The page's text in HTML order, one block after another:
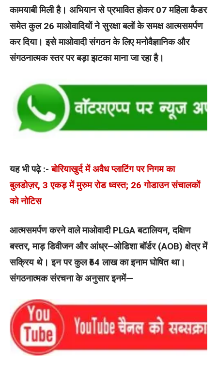
कामयाबी मिली है। अभियान से प्रभावित होकर 07 महिला कैडर
समेत कुल 26 माओवादियों ने सुरक्षा बलों के समक्ष आत्मसमर्पण
कर दिया। इसे माओवादी संगठन के लिए मनोवैज्ञानिक और
संगठनात्मक स्तर पर बड़ा झटका माना जा रहा है।
यह भी पढ़े :-बोरियाखुर्द में अवैध प्लाटिंग पर निगम का
बुलडोज़र, 3 एकड़ में मुरुम रोड ध्वस्त; 26 गोडाउन संचालकों
को नोटिस
आत्मसमर्पण करने वाले माओवादी PLGA बटालियन, दक्षिण
बस्तर, माड़ डिवीजन और आंध्र–ओडिशा बॉर्डर (AOB) क्षेत्र में
सक्रिय थे। इन पर कुल ₹64 लाख का इनाम घोषित था।
संगठनात्मक संरचना के अनुसार इनमें—